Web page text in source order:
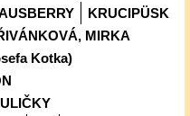
KRUCIPÜSK
MIRKA
Kotka)